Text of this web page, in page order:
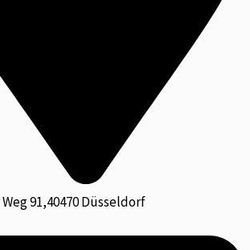
91,40470 Düsseldorf